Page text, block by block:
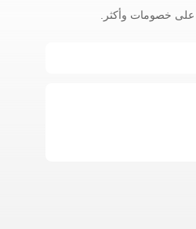
على خصومات وأكثر.